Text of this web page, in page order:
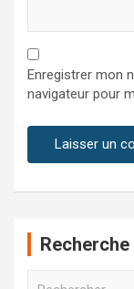
Enregistrer mon
navigateur pour
Recherche